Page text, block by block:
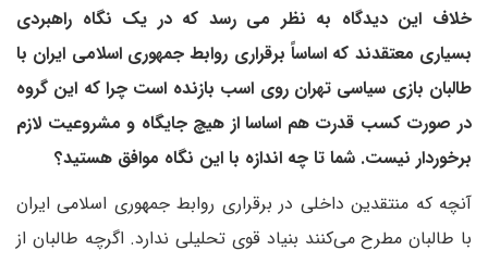
خلاف این دیدگاه به نظر می رسد که در یک نگاه راهبردی
بسیاری معتقدند که اساساً برقراری روابط جمهوری اسلامی ایران با
طالبان بازی سیاسی تهران روی اسب بازنده است چرا که این گروه
در صورت کسب قدرت هم اساسا از هیچ جایگاه و مشروعیت لازم
برخوردار نیست. شما تا چه اندازه با این نگاه موافق هستید؟
آنچه که منتقدین داخلی در برقراری روابط جمهوری اسلامی ایران
با طالبان مطرح می‌کنند بنیاد قوی تحلیلی ندارد. اگرچه طالبان از